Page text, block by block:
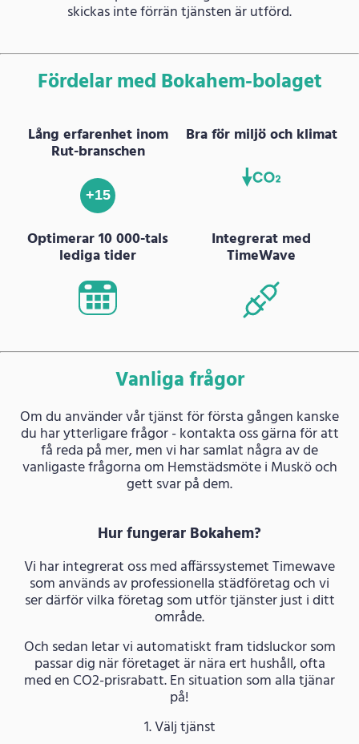
skickas inte förrän tjänsten är utförd.
Fördelar med Bokahem-bolaget
Lång erfarenhet inom
Rut-branschen
+15
Bra för miljö och klimat
Optimerar 10 000-tals
lediga tider
Integrerat med
TimeWave
Vanliga frågor
Om du använder vår tjänst för första gången kanske
du har ytterligare frågor - kontakta oss gärna för att
få reda på mer, men vi har samlat några av de
vanligaste frågorna om Hemstädsmöte i Muskö och
gett svar på dem.
Hur fungerar Bokahem?
Vi har integrerat oss med affärssystemet Timewave
som används av professionella städföretag och vi
ser därför vilka företag som utför tjänster just i ditt
område.
Och sedan letar vi automatiskt fram tidsluckor som
passar dig när företaget är nära ert hushåll, ofta
med en CO2-prisrabatt. En situation som alla tjänar
på!
1. Välj tjänst